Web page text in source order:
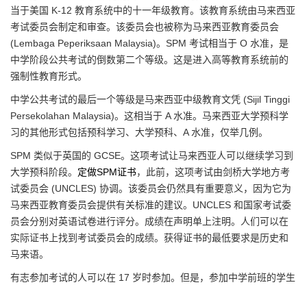
当于美国 K-12 教育系统中的十一年级教育。该教育系统由马来西亚
考试委员会制定和审查。该委员会也被称为马来西亚教育委员会
(Lembaga Peperiksaan Malaysia)。SPM 考试相当于 O 水准，是
中学阶段公共考试的倒数第二个等级。这是进入高等教育系统前的
强制性教育形式。
中学公共考试的最后一个等级是马来西亚中级教育文凭 (Sijil Tinggi
Persekolahan Malaysia)。这相当于 A 水准。马来西亚大学预科学
习的其他形式包括预科学习、大学预科、A 水准，仅举几例。
SPM 类似于英国的 GCSE。这项考试让马来西亚人可以继续学习到
大学预科阶段。 定做SPM证书，此前，这项考试由剑桥大学地方考
试委员会 (UNCLES) 协调。该委员会仍然具有重要意义，因为它为
马来西亚教育委员会提供有关标准的建议。UNCLES 和国家考试委
员会分别对英语试卷进行评分。成绩在声明单上注明。人们可以在
实际证书上找到考试委员会的成绩。获得证书的最低要求是历史和
马来语。
有志参加考试的人可以在 17 岁时参加。但是，参加中学前班的学生